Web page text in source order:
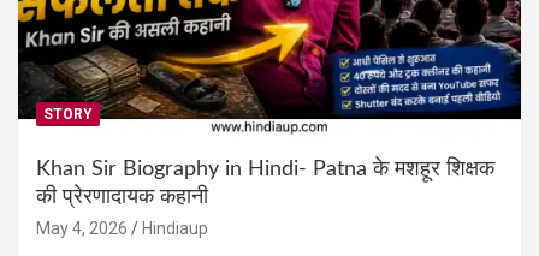
STORY
Khan Sir Biography in Hindi- Patna के मशहूर शिक्षक
की प्रेरणादायक कहानी
May 4, 2026 Hindiaup